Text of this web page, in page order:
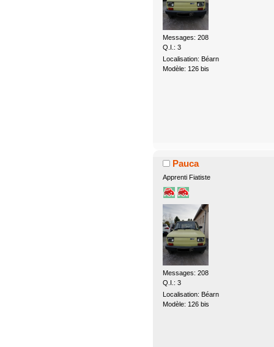
Messages: 208
Q.I.: 3
Localisation: Béarn
Modèle: 126 bis
Pauca
Apprenti Fiatiste
Messages: 208
Q.I.: 3
Localisation: Béarn
Modèle: 126 bis